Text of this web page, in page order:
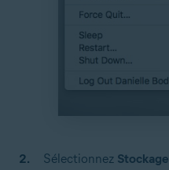
Sélectionnez Stockage